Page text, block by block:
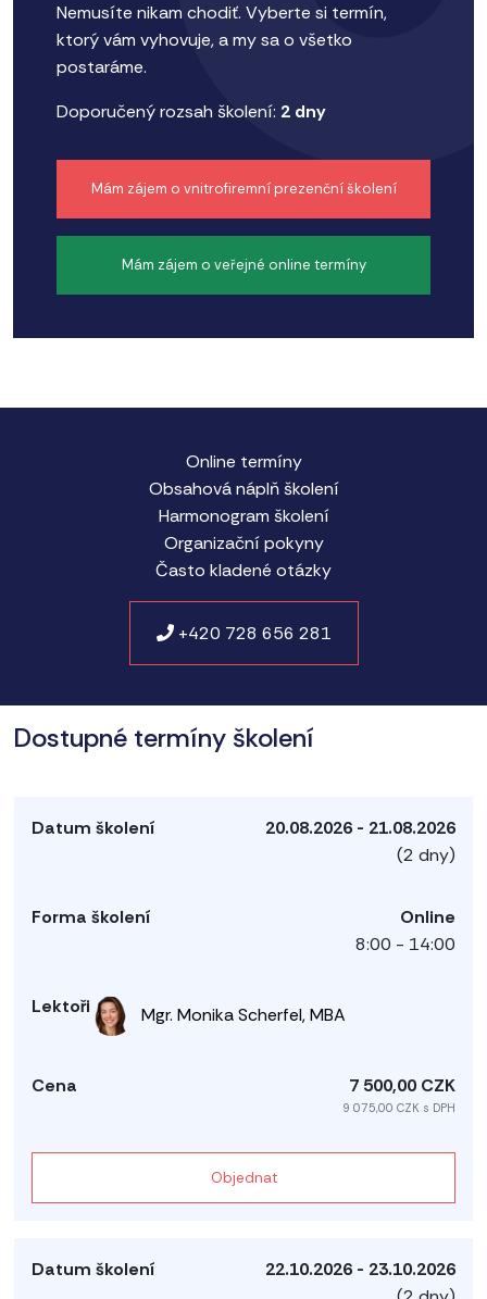
Nemusíte nikam chodiť. Vyberte si termín,
ktorý vám vyhovuje, a my sa o všetko
postaráme.
Doporučený rozsah školení: 2 dny
Mám zájem o vnitrofiremní prezenční školení
Mám zájem o veřejné online termíny
Online termíny
Obsahová náplň školení
Harmonogram školení
Organizační pokyny
Často kladené otázky
+420 728 656 281
Dostupné termíny školení
20.08.2026 - 21.08.2026
(2 dny)
Online
8:00 - 14:00
Mgr. Monika Scherfel, MBA
7 500,00 CZK
9 075,00 CZK s DPH
Objednat
22.10.2026 - 23.10.2026